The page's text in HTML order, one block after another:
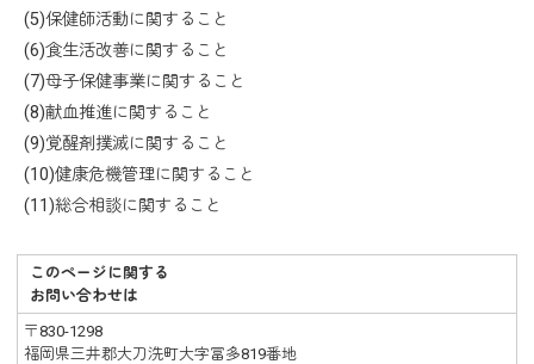
(5)保健師活動に関すること
(6)食生活改善に関すること
(7)母子保健事業に関すること
(8)献血推進に関すること
(9)覚醒剤撲滅に関すること
(10)健康危機管理に関すること
(11)総合相談に関すること
このページに関する
お問い合わせは
〒830-1298
福岡県三井郡大刀洗町大字冨多819番地